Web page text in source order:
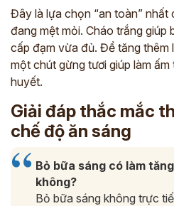
Đây là lựa chọn “an toàn”
đang mệt mỏi. Cháo trắng giúp
cấp đạm vừa đủ. Để tăng thêm
một chút gừng tươi giúp làm
huyết.
Giải đáp thắc mắc
chế độ ăn sáng
Bỏ bữa sáng có làm
không?
Bỏ bữa sáng không trực